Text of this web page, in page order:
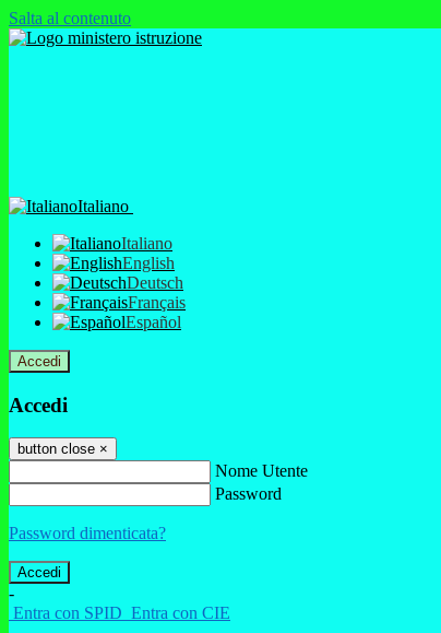
Salta al contenuto
Italiano
Italiano
English
Deutsch
Français
Español
Accedi
Accedi
button close ×
Nome Utente
Password
Password dimenticata?
-
Entra con SPID Entra con CIE